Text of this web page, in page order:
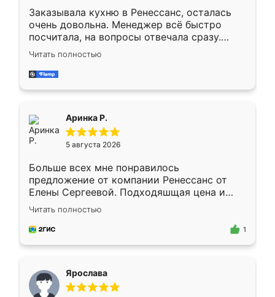
Заказывала кухню в Ренессанс, осталась
очень довольна. Менеджер всё быстро
посчитала, на вопросы отвечала сразу.
Замерщик приехал в субботу, подошёл к
делу со всей ответственностью. Собрали
за день, ребята работали аккуратно, даже
Читать полностью
Аринка Р.
5 августа 2026
Больше всех мне понравилось
предложение от компании Ренессанс от
Елены Сергеевой. Подходяшщая цена и
короткие сроки изготовления. Приехавший
для замера сотрудник Владислав
предложил по моему эскизу самый
Читать полностью
1
Ярослава